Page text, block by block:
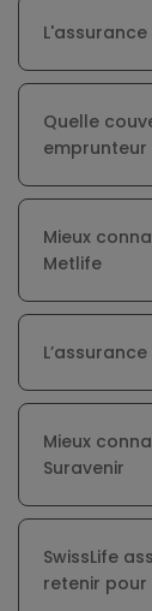
Quelle
emprunteur
Mieux
Metlife
Mieux
Suravenir
SwissLife
retenir